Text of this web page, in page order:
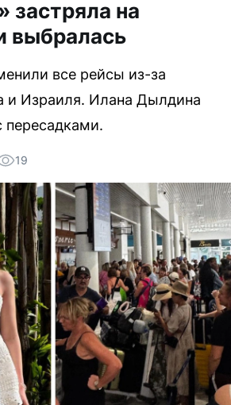
застряла на
выбралась
все рейсы из-за
и Израиля. Илана Дылдина
пересадками.
19